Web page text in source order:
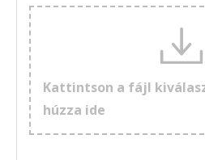
Kattintson a fájl
húzza ide